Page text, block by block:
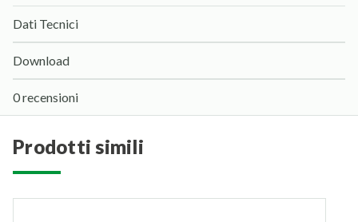
Dati Tecnici
Download
0 recensioni
prodotti simili